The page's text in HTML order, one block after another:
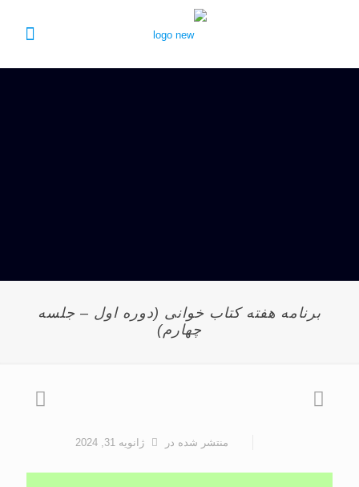
برنامه هفته کتاب خوانی (دوره اول – جلسه
چهارم)
منتشر شده در ژانویه 31, 2024